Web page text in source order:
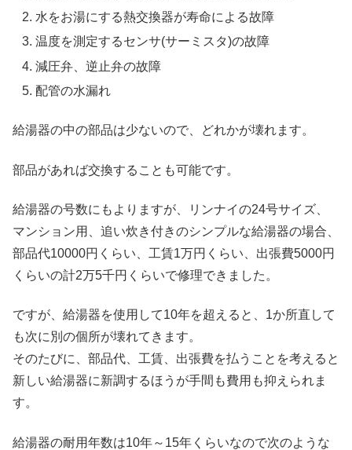
水をお湯にする熱交換器が寿命による故障
温度を測定するセンサ(サーミスタ)の故障
減圧弁、逆止弁の故障
配管の水漏れ
給湯器の中の部品は少ないので、どれかが壊れます。
部品があれば交換することも可能です。
給湯器の号数にもよりますが、リンナイの24号サイズ、
マンション用、追い炊き付きのシンプルな給湯器の場合、
部品代10000円くらい、工賃1万円くらい、出張費5000円
くらいの計2万5千円くらいで修理できました。
ですが、給湯器を使用して10年を超えると、1か所直して
も次に別の個所が壊れてきます。
そのたびに、部品代、工賃、出張費を払うことを考えると
新しい給湯器に新調するほうが手間も費用も抑えられま
す。
給湯器の耐用年数は10年～15年くらいなので次のような